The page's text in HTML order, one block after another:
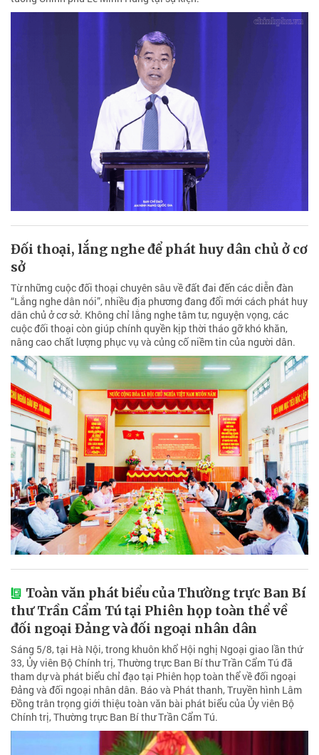
Đối thoại, lắng nghe để phát huy dân chủ ở cơ
sở
Từ những cuộc đối thoại chuyên sâu về đất đai đến các diễn đàn
“Lắng nghe dân nói”, nhiều địa phương đang đổi mới cách phát huy
dân chủ ở cơ sở. Không chỉ lắng nghe tâm tư, nguyện vọng, các
cuộc đối thoại còn giúp chính quyền kịp thời tháo gỡ khó khăn,
nâng cao chất lượng phục vụ và củng cố niềm tin của người dân.
Toàn văn phát biểu của Thường trực Ban Bí
thư Trần Cẩm Tú tại Phiên họp toàn thể về
đối ngoại Đảng và đối ngoại nhân dân
Sáng 5/8, tại Hà Nội, trong khuôn khổ Hội nghị Ngoại giao lần thứ
33, Ủy viên Bộ Chính trị, Thường trực Ban Bí thư Trần Cẩm Tú đã
tham dự và phát biểu chỉ đạo tại Phiên họp toàn thể về đối ngoại
Đảng và đối ngoại nhân dân. Báo và Phát thanh, Truyền hình Lâm
Đồng trân trọng giới thiệu toàn văn bài phát biểu của Ủy viên Bộ
Chính trị, Thường trực Ban Bí thư Trần Cẩm Tú.